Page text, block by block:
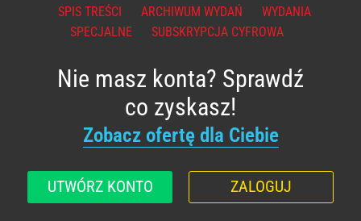
SPIS TREŚCI ARCHIWUM WYDAŃ
WYDANIA
SPECJALNE
SUBSKRYPCJA CYFROWA
Nie masz konta? Sprawdź
co zyskasz!
Zobacz ofertę dla Ciebie
UTWÓRZ KONTO ZALOGUJ